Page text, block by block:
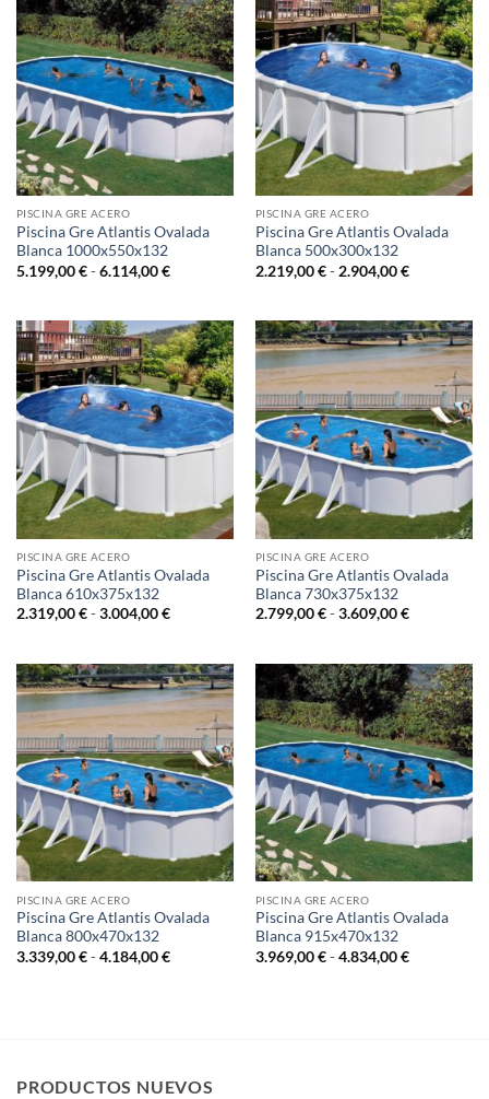
4.769,00 €
PISCINA GRE ACERO
Piscina Gre Atlantis Ovalada
Blanca 1000x550x132
5.199,00€ - 6.114,00€Rango
5.199,00 €
hasta
6.114,00 €
PISCINA GRE ACERO
Piscina Gre Atlantis Ovalada
Blanca 500x300x132
2.219,00€ - 2.904,00€Rango
2.219,00 €
hasta
2.904,00 €
PISCINA GRE ACERO
Piscina Gre Atlantis Ovalada
Blanca 610x375x132
2.319,00€ - 3.004,00€Rango
2.319,00 €
hasta
3.004,00 €
PISCINA GRE ACERO
Piscina Gre Atlantis Ovalada
Blanca 730x375x132
2.799,00€ - 3.609,00€Rango
2.799,00 €
hasta
3.609,00 €
PISCINA GRE ACERO
Piscina Gre Atlantis Ovalada
Blanca 800x470x132
3.339,00€ - 4.184,00€Rango
PISCINA GRE ACERO
Piscina Gre Atlantis Ovalada
Blanca 915x470x132
3.969,00€ - 4.834,00€Rango
PRODUCTOS NUEVOS